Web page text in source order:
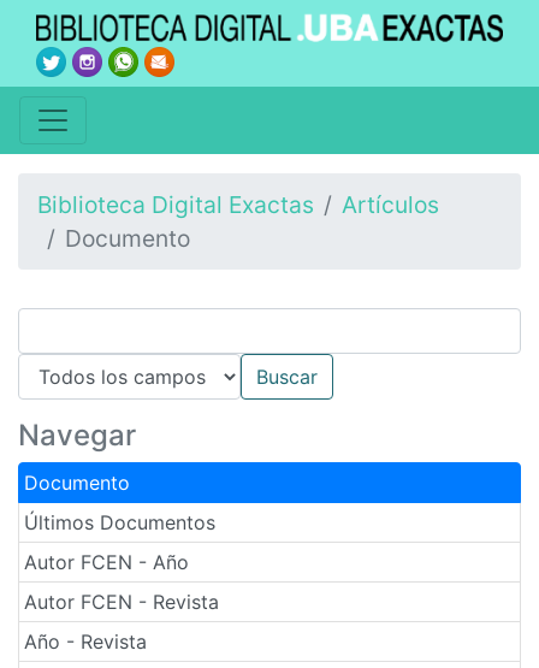
Biblioteca Digital Exactas
Artículos
Documento
Navegar
Documento
Últimos Documentos
Autor FCEN - Año
Autor FCEN - Revista
Año - Revista